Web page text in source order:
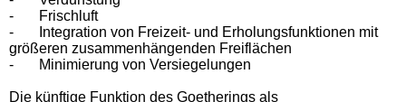
-
Frischluft
-
Integration von Freizeit- und Erholungsfunktionen mit
größeren zusammenhängenden Freiflächen
-
Minimierung von Versiegelungen
Die künftige Funktion des Goetherings als